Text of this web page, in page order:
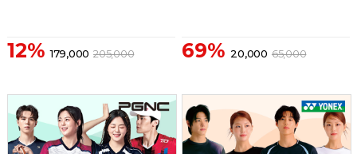
12% 179,000 205,000 69% 20,000 65,000